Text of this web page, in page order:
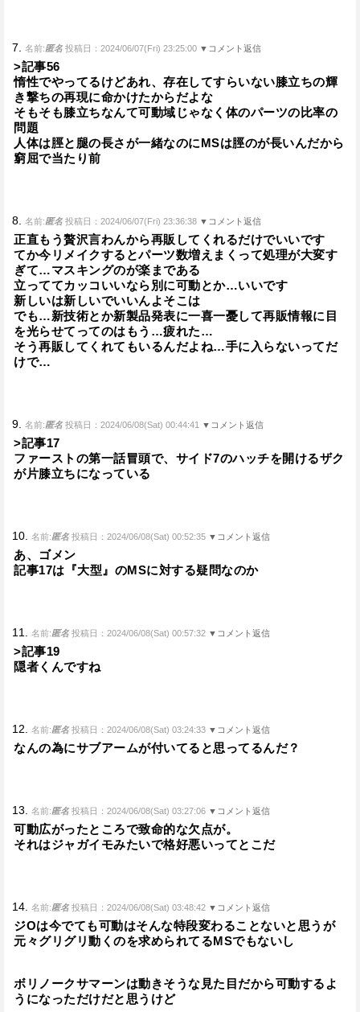
7. 名前:匿名 投稿日：2024/06/07(Fri) 23:25:00 ▼コメント返信
>記事56
惰性でやってるけどあれ、存在してすらいない膝立ちの輝
き撃ちの再現に命かけたからだよな
そもそも膝立ちなんて可動域じゃなく体のパーツの比率の
問題
人体は脛と腿の長さが一緒なのにMSは脛のが長いんだから
窮屈で当たり前
8. 名前:匿名 投稿日：2024/06/07(Fri) 23:36:38 ▼コメント返信
正直もう贅沢言わんから再販してくれるだけでいいです
てか今リメイクするとパーツ数増えまくって処理が大変す
ぎて…マスキングのが楽まである
立っててカッコいいなら別に可動とか…いいです
新しいは新しいでいいんよそこは
でも…新技術とか新製品発表に一喜一憂して再販情報に目
を光らせてってのはもう…疲れた…
そう再販してくれてもいるんだよね…手に入らないってだ
けで…
9. 名前:匿名 投稿日：2024/06/08(Sat) 00:44:41 ▼コメント返信
>記事17
ファーストの第一話冒頭で、サイド7のハッチを開けるザク
が片膝立ちになっている
10. 名前:匿名 投稿日：2024/06/08(Sat) 00:52:35 ▼コメント返信
あ、ゴメン
記事17は『大型』のMSに対する疑問なのか
11. 名前:匿名 投稿日：2024/06/08(Sat) 00:57:32 ▼コメント返信
>記事19
隠者くんですね
12. 名前:匿名 投稿日：2024/06/08(Sat) 03:24:33 ▼コメント返信
なんの為にサブアームが付いてると思ってるんだ？
13. 名前:匿名 投稿日：2024/06/08(Sat) 03:27:06 ▼コメント返信
可動広がったところで致命的な欠点が。
それはジャガイモみたいで格好悪いってとこだ
14. 名前:匿名 投稿日：2024/06/08(Sat) 03:48:42 ▼コメント返信
ジOは今でても可動はそんな特段変わることないと思うが
元々グリグリ動くのを求められてるMSでもないし
ボリノークサマーンは動きそうな見た目だから可動するよ
うになっただけだと思うけど